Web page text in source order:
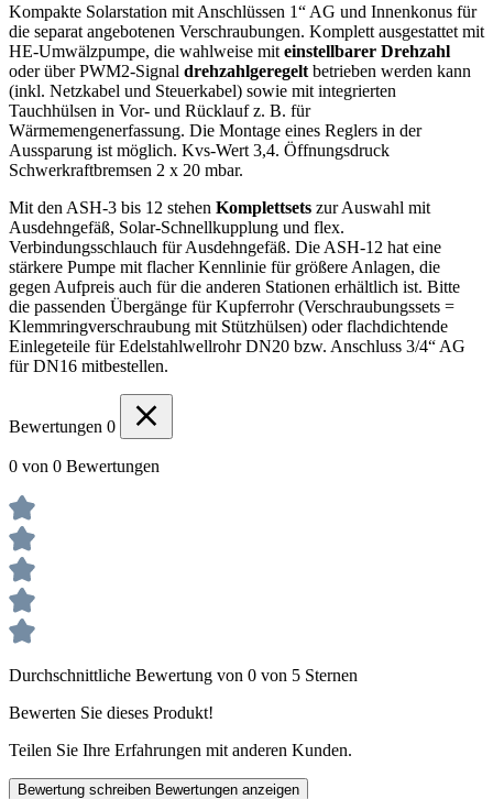
Kompakte Solarstation mit Anschlüssen 1“ AG und Innenkonus für
die separat angebotenen Verschraubungen. Komplett ausgestattet mit
HE-Umwälzpumpe, die wahlweise mit einstellbarer Drehzahl
oder über PWM2-Signal drehzahlgeregelt betrieben werden kann
(inkl. Netzkabel und Steuerkabel) sowie mit integrierten
Tauchhülsen in Vor- und Rücklauf z. B. für
Wärmemengenerfassung. Die Montage eines Reglers in der
Aussparung ist möglich. Kvs-Wert 3,4. Öffnungsdruck
Schwerkraftbremsen 2 x 20 mbar.
Mit den ASH-3 bis 12 stehen Komplettsets zur Auswahl mit
Ausdehngefäß, Solar-Schnellkupplung und flex.
Verbindungsschlauch für Ausdehngefäß. Die ASH-12 hat eine
stärkere Pumpe mit flacher Kennlinie für größere Anlagen, die
gegen Aufpreis auch für die anderen Stationen erhältlich ist. Bitte
die passenden Übergänge für Kupferrohr (Verschraubungssets =
Klemmringverschraubung mit Stützhülsen) oder flachdichtende
Einlegeteile für Edelstahlwellrohr DN20 bzw. Anschluss 3/4“ AG
für DN16 mitbestellen.
Bewertungen 0
0 von 0 Bewertungen
Durchschnittliche Bewertung von 0 von 5 Sternen
Bewerten Sie dieses Produkt!
Teilen Sie Ihre Erfahrungen mit anderen Kunden.
Bewertung schreiben Bewertungen anzeigen